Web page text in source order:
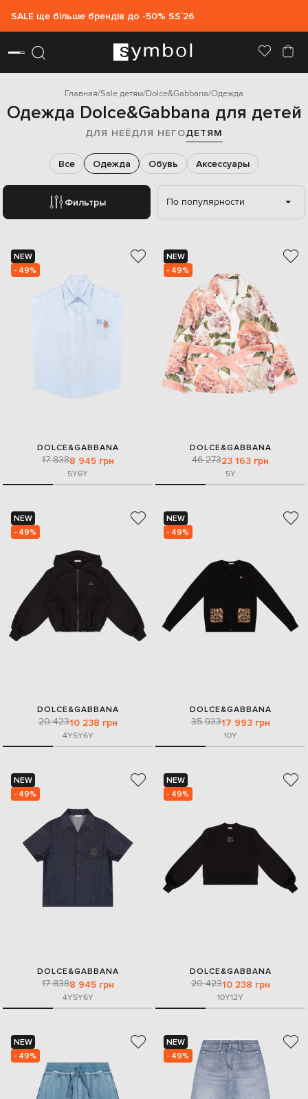
SALE ще більше брендів до -50% SS`26
Главная Sale детям Dolce&Gabbana Одежда
Одежда Dolce&Gabbana для детей
ДЛЯ НЕЁДЛЯ НЕГОДЕТЯМ
Фильтры
Все Одежда Обувь Аксессуары
По популярности
NEW
- 49%
DOLCE&GABBANA
17 8388 945 грн
5Y6Y
NEW
- 49%
DOLCE&GABBANA
46 27323 163 грн
5Y
NEW
- 49%
DOLCE&GABBANA
20 42310 238 грн
4Y5Y6Y
NEW
- 49%
DOLCE&GABBANA
35 93317 993 грн
10Y
NEW
- 49%
DOLCE&GABBANA
17 8388 945 грн
4Y5Y6Y
NEW
- 49%
DOLCE&GABBANA
20 42310 238 грн
10Y12Y
NEW
- 49%
NEW
- 49%